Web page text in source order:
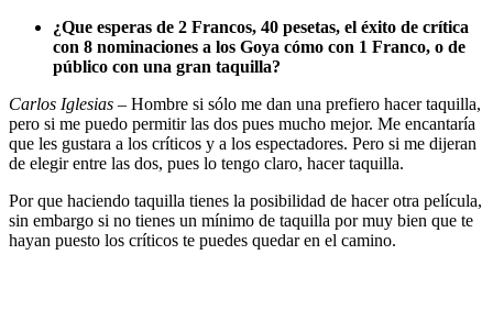
¿Que esperas de 2 Francos, 40 pesetas, el éxito de crítica
con 8 nominaciones a los Goya cómo con 1 Franco, o de
público con una gran taquilla?
Carlos Iglesias – Hombre si sólo me dan una prefiero hacer taquilla,
pero si me puedo permitir las dos pues mucho mejor. Me encantaría
que les gustara a los críticos y a los espectadores. Pero si me dijeran
de elegir entre las dos, pues lo tengo claro, hacer taquilla.
Por que haciendo taquilla tienes la posibilidad de hacer otra película,
sin embargo si no tienes un mínimo de taquilla por muy bien que te
hayan puesto los críticos te puedes quedar en el camino.